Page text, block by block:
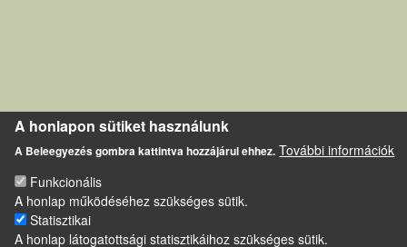
A honlapon sütiket használunk
A Beleegyezés gombra kattintva hozzájárul ehhez. További információk
Funkcionális
A honlap működéséhez szükséges sütik.
Statisztikai
A honlap látogatottsági statisztikáihoz szükséges sütik.